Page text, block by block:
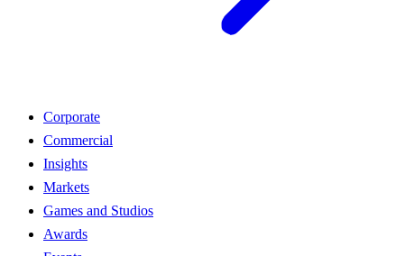
Corporate
Commercial
Insights
Markets
Games and Studios
Awards